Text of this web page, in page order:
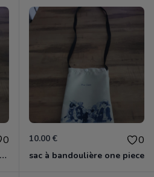
0
sac à bandoulière one piece chopper
10.00 € 0
sac à bandoulière one piece